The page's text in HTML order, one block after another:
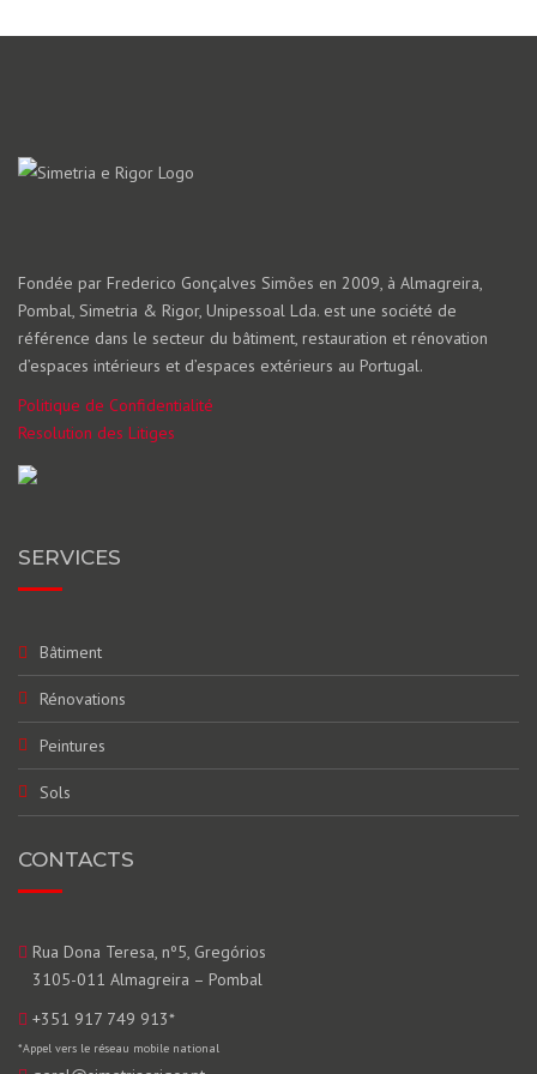
Fondée par Frederico Gonçalves Simões en 2009, à Almagreira,
Pombal, Simetria & Rigor, Unipessoal Lda. est une société de
référence dans le secteur du bâtiment, restauration et rénovation
d’espaces intérieurs et d’espaces extérieurs au Portugal.
Politique de Confidentialité
Resolution des Litiges
SERVICES
Bâtiment
Rénovations
Peintures
Sols
CONTACTS
Rua Dona Teresa, nº5, Gregórios
3105-011 Almagreira – Pombal
+351 917 749 913*
*Appel vers le réseau mobile national